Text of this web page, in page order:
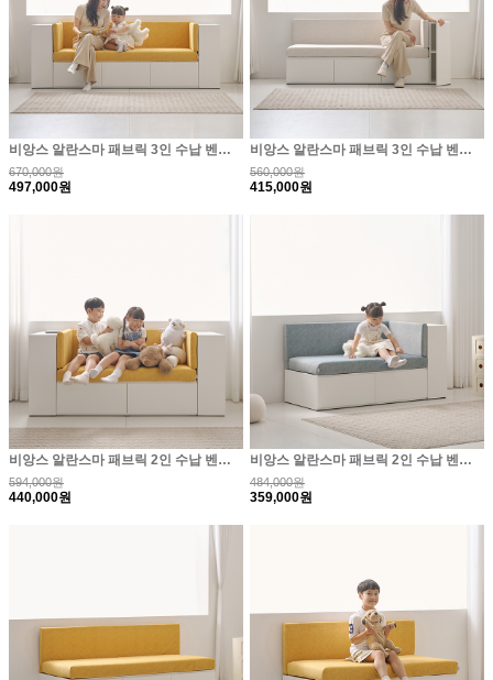
비앙스 알란스마 패브릭 3인 수납 벤치소파+사이드장2..
670,000원
497,000원
비앙스 알란스마 패브릭 3인 수납 벤치소파+사이드장1..
560,000원
415,000원
비앙스 알란스마 패브릭 2인 수납 벤치소파+사이드장2..
594,000원
440,000원
비앙스 알란스마 패브릭 2인 수납 벤치소파+사이드장1..
484,000원
359,000원